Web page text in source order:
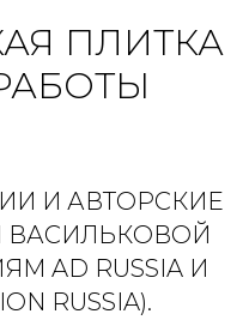
ПЛИТКА
И АВТОРСКИЕ
ВАСИЛЬКОВОЙ
AD RUSSIA И
RUSSIA).